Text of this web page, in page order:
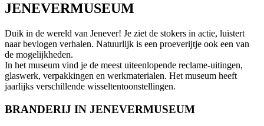
JENEVERMUSEUM
Duik in de wereld van Jenever! Je ziet de stokers in actie, luistert
naar bevlogen verhalen. Natuurlijk is een proeverijtje ook een van
de mogelijkheden.
In het museum vind je de meest uiteenlopende reclame-uitingen,
glaswerk, verpakkingen en werkmaterialen. Het museum heeft
jaarlijks verschillende wisseltentoonstellingen.
BRANDERIJ IN JENEVERMUSEUM